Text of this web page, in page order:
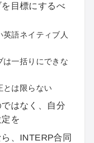
目標にするべ
語ネイティブ人
一括りにできな
は限らない
はなく、自分
を
、INTERP合同